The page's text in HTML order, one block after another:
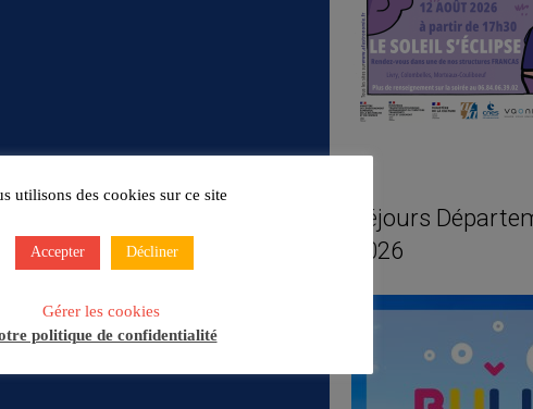
Séjours
2026
utilisons des cookies sur ce site
Accepter Décliner
Gérer les cookies
politique de confidentialité